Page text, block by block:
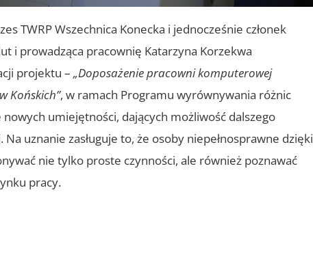
TWRP Wszechnica Konecka i jednocześnie członek
i prowadząca pracownię Katarzyna Korzekwa
projektu – „Doposażenie pracowni komputerowej
Końskich”, w ramach Programu wyrównywania różnic
umiejętności, dających możliwość dalszego
uznanie zasługuje to, że osoby niepełnosprawne dzięki
nie tylko proste czynności, ale również poznawać
pracy.